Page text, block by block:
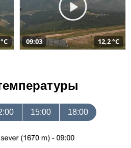
09:03 12,2 °C
15:00 18:00